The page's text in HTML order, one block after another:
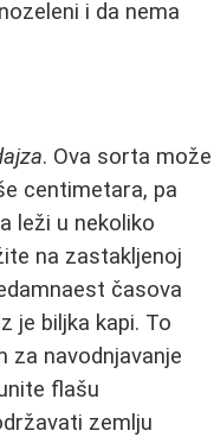
i da nema
. Ova sorta može
centimetara, pa
leži u nekoliko
na zastakljenoj
časova
je biljka kapi. To
za navodnjavanje
flašu
zemlju